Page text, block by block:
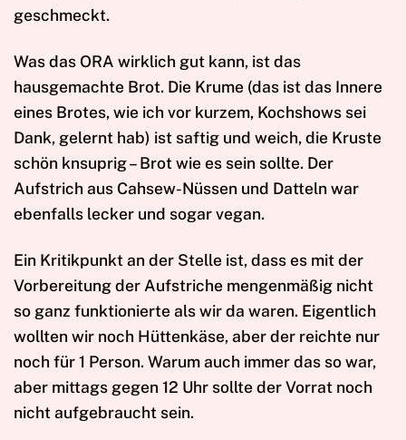
geschmeckt.
Was das ORA wirklich gut kann, ist das
hausgemachte Brot. Die Krume (das ist das Innere
eines Brotes, wie ich vor kurzem, Kochshows sei
Dank, gelernt hab) ist saftig und weich, die Kruste
schön knsuprig – Brot wie es sein sollte. Der
Aufstrich aus Cahsew-Nüssen und Datteln war
ebenfalls lecker und sogar vegan.
Ein Kritikpunkt an der Stelle ist, dass es mit der
Vorbereitung der Aufstriche mengenmäßig nicht
so ganz funktionierte als wir da waren. Eigentlich
wollten wir noch Hüttenkäse, aber der reichte nur
noch für 1 Person. Warum auch immer das so war,
aber mittags gegen 12 Uhr sollte der Vorrat noch
nicht aufgebraucht sein.